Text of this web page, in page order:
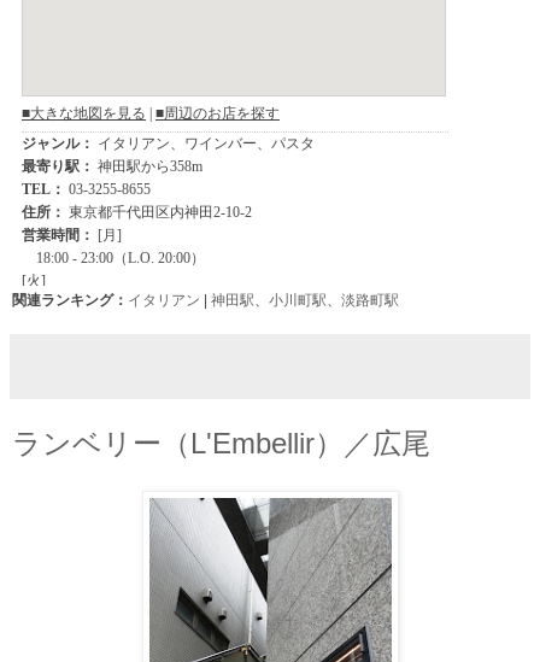
関連ランキング： イタリアン | 神田駅 小川町駅 淡路町駅
ランベリー（L'Embellir）／広尾